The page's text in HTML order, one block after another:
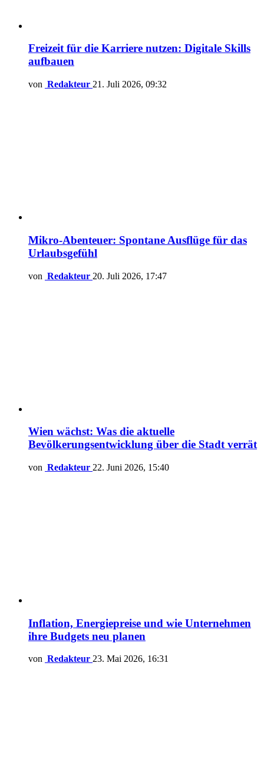
Freizeit für die Karriere nutzen: Digitale Skills
aufbauen
von Redakteur 21. Juli 2026, 09:32
Mikro-Abenteuer: Spontane Ausflüge für das
Urlaubsgefühl
von Redakteur 20. Juli 2026, 17:47
Wien wächst: Was die aktuelle
Bevölkerungsentwicklung über die Stadt verrät
von Redakteur 22. Juni 2026, 15:40
Inflation, Energiepreise und wie Unternehmen
ihre Budgets neu planen
von Redakteur 23. Mai 2026, 16:31